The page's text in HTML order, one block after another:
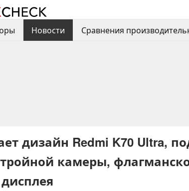
Новости Сравнения
дизайн Redmi K70 Ultra,
камеры,